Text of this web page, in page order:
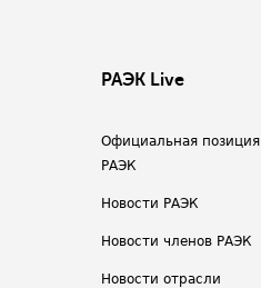
РАЭК Live
Официальная позиция
РАЭК
Новости РАЭК
Новости членов РАЭК
Новости отрасли